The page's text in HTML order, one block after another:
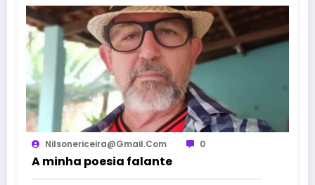
Nilsonericeira@gmail.com 0
A minha poesia falante